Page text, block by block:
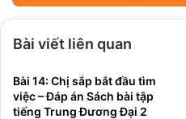
Bài viết liên quan
Bài 14: Chị sắp bắt đầu tìm
việc – Đáp án Sách bài tập
tiếng Trung Đương Đại 2